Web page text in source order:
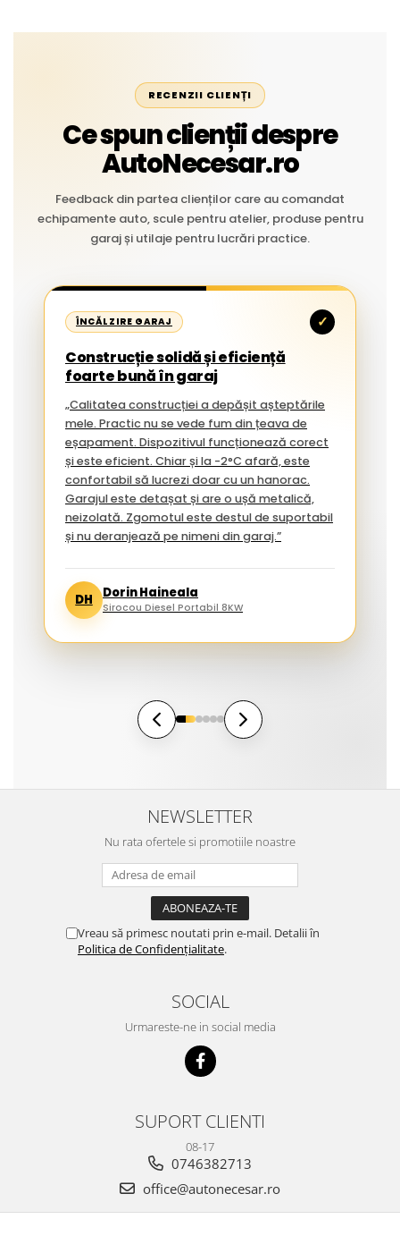
RECENZII CLIENȚI
Ce spun clienții despre
AutoNecesar.ro
Feedback din partea clienților care au comandat
echipamente auto, scule pentru atelier, produse pentru
garaj și utilaje pentru lucrări practice.
ÎNCĂLZIRE GARAJ ✓
Construcție solidă și eficiență
foarte bună în garaj
„Calitatea construcției a depășit așteptările
mele. Practic nu se vede fum din țeava de
eșapament. Dispozitivul funcționează corect
și este eficient. Chiar și la -2°C afară, este
confortabil să lucrezi doar cu un hanorac.
Garajul este detașat și are o ușă metalică,
neizolată. Zgomotul este destul de suportabil
și nu deranjează pe nimeni din garaj.”
DH Dorin Haineala
Sirocou Diesel Portabil 8KW
NEWSLETTER
Nu rata ofertele si promotiile noastre
Vreau să primesc noutati prin e-mail. Detalii în
Politica de Confidențialitate.
SOCIAL
Urmareste-ne in social media
SUPORT CLIENTI
08-17
0746382713
office@autonecesar.ro